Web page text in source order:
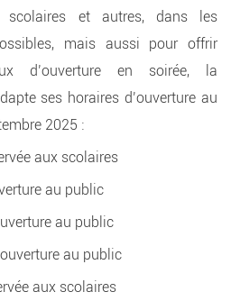
scolaires et autres, dans les
mais aussi pour offrir
d’ouverture en soirée, la
ses horaires d’ouverture au
2025 :
aux scolaires
au public
au public
au public
aux scolaires